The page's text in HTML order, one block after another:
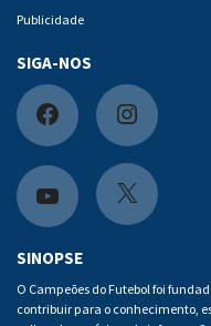
Publicidade
SIGA-NOS
F
a
c
b
I
n
s
a
Y
o
u
X
SINOPSE
O Campeões do Futebol foi
contribuir para o conhecimento,